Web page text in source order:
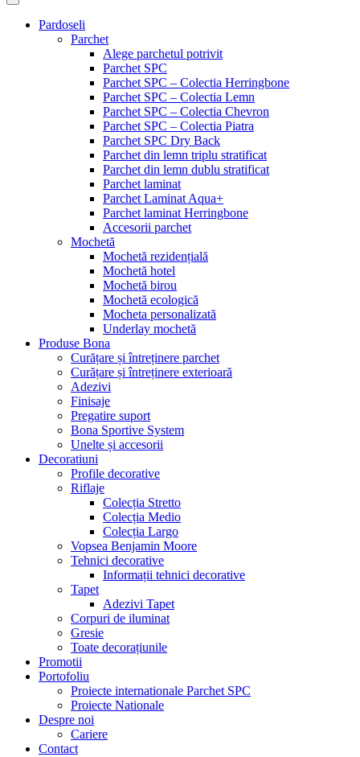
Pardoseli
Parchet
Alege parchetul potrivit
Parchet SPC
Parchet SPC – Colectia Herringbone
Parchet SPC – Colectia Lemn
Parchet SPC – Colectia Chevron
Parchet SPC – Colectia Piatra
Parchet SPC Dry Back
Parchet din lemn triplu stratificat
Parchet din lemn dublu stratificat
Parchet laminat
Parchet Laminat Aqua+
Parchet laminat Herringbone
Accesorii parchet
Mochetă
Mochetă rezidențială
Mochetă hotel
Mochetă birou
Mochetă ecologică
Mocheta personalizată
Underlay mochetă
Produse Bona
Curățare și întreținere parchet
Curățare și întreținere exterioară
Adezivi
Finisaje
Pregatire suport
Bona Sportive System
Unelte și accesorii
Decoratiuni
Profile decorative
Riflaje
Colecția Stretto
Colecția Medio
Colecția Largo
Vopsea Benjamin Moore
Tehnici decorative
Informații tehnici decorative
Tapet
Adezivi Tapet
Corpuri de iluminat
Gresie
Toate decorațiunile
Promotii
Portofoliu
Proiecte internationale Parchet SPC
Proiecte Nationale
Despre noi
Cariere
Contact